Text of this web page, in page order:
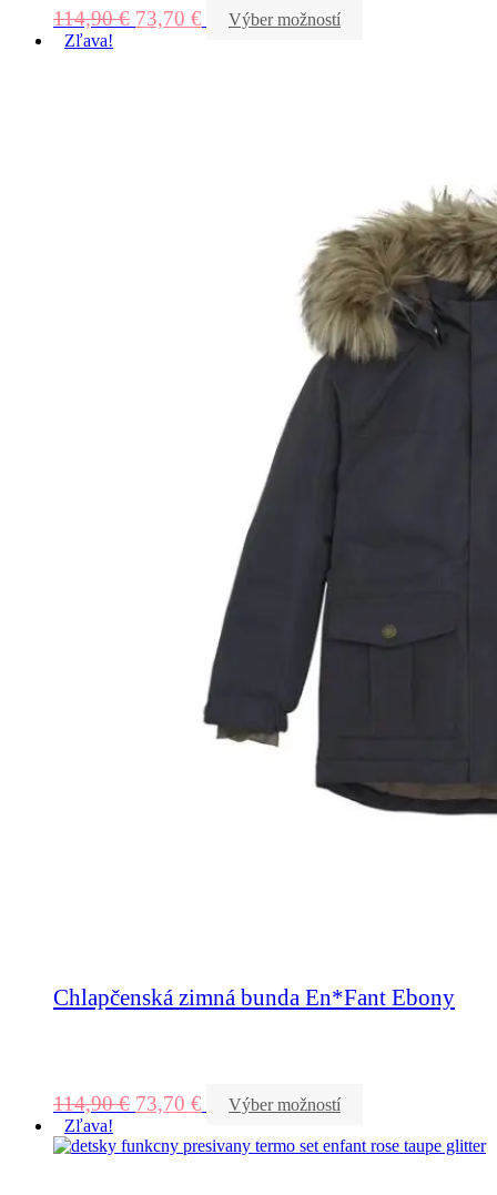
114,90€ 73,70 €
Výber možností
Zľava!
Chlapčenská zimná bunda En*Fant Ebony
114,90€ 73,70 €
Výber možností
Zľava!